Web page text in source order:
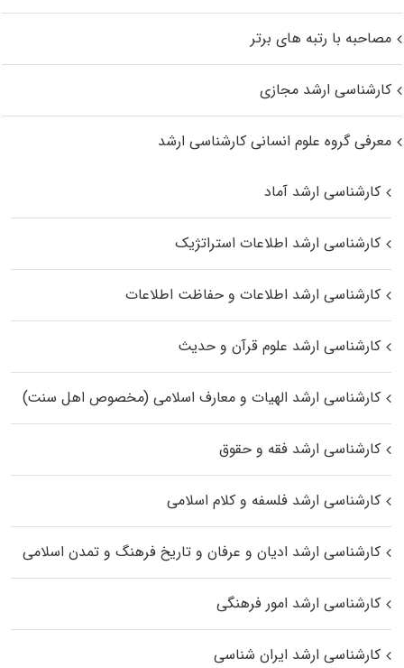
مصاحبه با رتبه های برتر
کارشناسی ارشد مجازی
معرفی گروه علوم انسانی کارشناسی ارشد
کارشناسی ارشد آماد
کارشناسی ارشد اطلاعات استراتژیک
کارشناسی ارشد اطلاعات و حفاظت اطلاعات
کارشناسی ارشد علوم قرآن و حدیث
کارشناسی ارشد الهیات و معارف اسلامی (مخصوص اهل سنت)
کارشناسی ارشد فقه و حقوق
کارشناسی ارشد فلسفه و کلام اسلامی
کارشناسی ارشد ادیان و عرفان و تاریخ فرهنگ و تمدن اسلامی
کارشناسی ارشد امور فرهنگی
کارشناسی ارشد ایران شناسی